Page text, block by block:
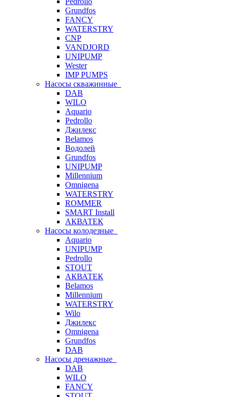
Grundfos
FANCY
WATERSTRY
CNP
VANDJORD
UNIPUMP
Wester
IMP PUMPS
Насосы скважинные
DAB
WILO
Aquario
Pedrollo
Джилекс
Belamos
Водолей
Grundfos
UNIPUMP
Millennium
Omnigena
WATERSTRY
ROMMER
SMART Install
АКВАТЕК
Насосы колодезные
Aquario
UNIPUMP
Pedrollo
STOUT
АКВАТЕК
Belamos
Millennium
WATERSTRY
Wilo
Джилекс
Omnigena
Grundfos
DAB
Насосы дренажные
DAB
WILO
FANCY